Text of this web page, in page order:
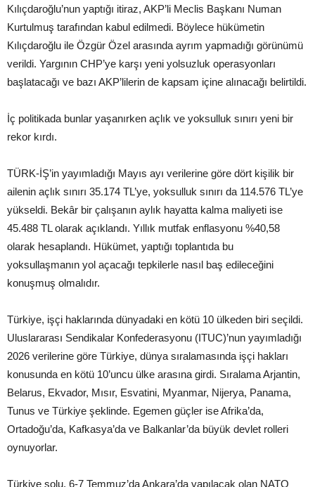
Kılıçdaroğlu’nun yaptığı itiraz, AKP’li Meclis Başkanı Numan
Kurtulmuş tarafından kabul edilmedi. Böylece hükümetin
Kılıçdaroğlu ile Özgür Özel arasında ayrım yapmadığı görünümü
verildi. Yargının CHP’ye karşı yeni yolsuzluk operasyonları
başlatacağı ve bazı AKP’lilerin de kapsam içine alınacağı belirtildi.
İç politikada bunlar yaşanırken açlık ve yoksulluk sınırı yeni bir
rekor kırdı.
TÜRK-İŞ’in yayımladığı Mayıs ayı verilerine göre dört kişilik bir
ailenin açlık sınırı 35.174 TL’ye, yoksulluk sınırı da 114.576 TL’ye
yükseldi. Bekâr bir çalışanın aylık hayatta kalma maliyeti ise
45.488 TL olarak açıklandı. Yıllık mutfak enflasyonu %40,58
olarak hesaplandı. Hükümet, yaptığı toplantıda bu
yoksullaşmanın yol açacağı tepkilerle nasıl baş edileceğini
konuşmuş olmalıdır.
Türkiye, işçi haklarında dünyadaki en kötü 10 ülkeden biri seçildi.
Uluslararası Sendikalar Konfederasyonu (ITUC)’nun yayımladığı
2026 verilerine göre Türkiye, dünya sıralamasında işçi hakları
konusunda en kötü 10’uncu ülke arasına girdi. Sıralama Arjantin,
Belarus, Ekvador, Mısır, Esvatini, Myanmar, Nijerya, Panama,
Tunus ve Türkiye şeklinde. Egemen güçler ise Afrika’da,
Ortadoğu’da, Kafkasya’da ve Balkanlar’da büyük devlet rolleri
oynuyorlar.
Türkiye solu, 6-7 Temmuz’da Ankara’da yapılacak olan NATO